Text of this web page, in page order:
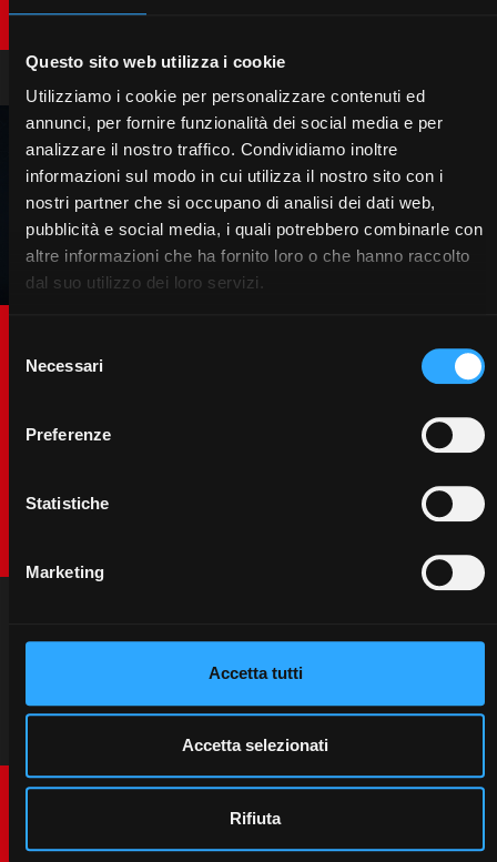
Questo sito web utilizza i cookie
Utilizziamo i cookie per personalizzare contenuti ed
annunci, per fornire funzionalità dei social media e per
analizzare il nostro traffico. Condividiamo inoltre
informazioni sul modo in cui utilizza il nostro sito con i
nostri partner che si occupano di analisi dei dati web,
pubblicità e social media, i quali potrebbero combinarle con
altre informazioni che ha fornito loro o che hanno raccolto
dal suo utilizzo dei loro servizi.
delNecessari
Preferenze
Statistiche
Marketing
Accetta tutti
Accetta selezionati
Rifiuta
la stessa affidabilità.
Nuovo McCormick X7.624 VT-
McCormick X7.624 Digital Edition nasce per chi vuole il
guida RTK, cabina premium e un allestimento full
optional racchiusi in una livrea esclusiva ispirata al
Scopri le promozioni